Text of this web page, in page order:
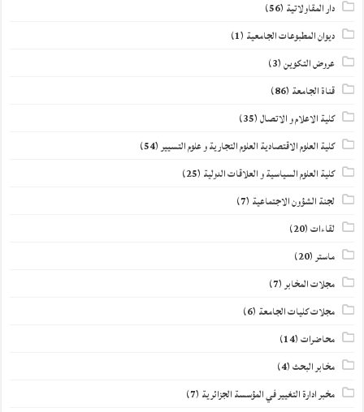
دار المقاولاتية (56)
ديوان المطبوعات الجامعية (1)
عروض التكوين(3)
قناة الجامعة (86)
كلية الاعلام و الاتصال(35)
كلية العلوم الاقتصادية العلوم التجارية و علوم التسيير(54)
كلية العلوم السياسية و العلاقات الدولية (25)
لجنة الشؤون الاجتماعية (7)
لقاءات(20)
ماستر(20)
مجلات المخابر(7)
مجلات كليات الجامعة (6)
محاضرات(14)
مخابر البحث(4)
مخبر ادارة التغيير في المؤسسة الجزائرية (7)